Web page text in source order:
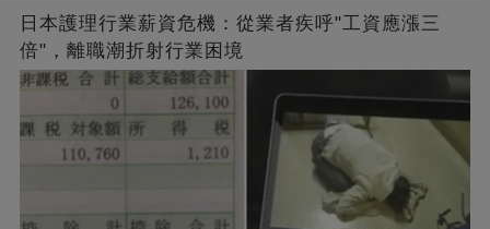
日本護理行業薪資危機：從業者疾呼"工資應漲三
倍"，離職潮折射行業困境